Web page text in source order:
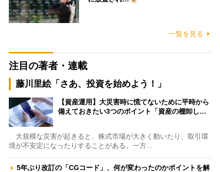
一覧を見る
注目の著者・連載
藤川里絵「さあ、投資を始めよう！」
【資産運用】大災害時に慌てないために平時から
備えておきたい3つのポイント「資産の棚卸し…
大規模な災害が起きると、株式市場が大きく動いたり、取引環
境が不安定になったりすることがある。一方…
5年ぶり改訂の「CGコード」、何が変わったのかポイントを解